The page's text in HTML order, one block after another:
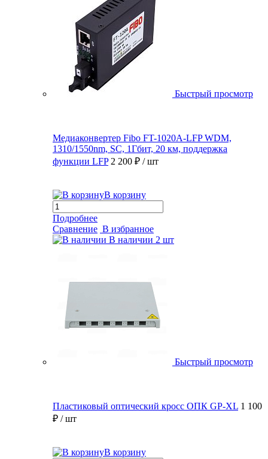
Быстрый просмотр
Медиаконвертер Fibo FT-1020A-LFP WDM,
1310/1550nm, SC, 1Гбит, 20 км, поддержка
функции LFP 2 200 ₽ / шт
В корзину
Подробнее
Сравнение В избранное
В наличии 2 шт
Быстрый просмотр
Пластиковый оптический кросс ОПК GP-XL 1 100
₽ / шт
В корзину